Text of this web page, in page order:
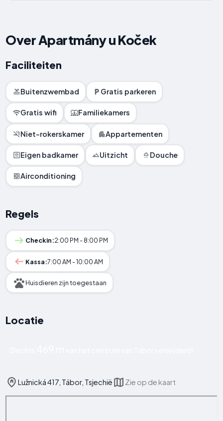
Over Apartmány u Koček
Faciliteiten
Buitenzwembad Gratis parkeren
Gratis wifi Familiekamers
Niet-rokerskamer Appartementen
Eigen badkamer Uitzicht Douche
Airconditioning
Regels
Checkin:2:00 PM - 8:00 PM
Kassa:7:00 AM - 10:00 AM
Huisdieren zijn toegestaan
Locatie
Lužnická 417, Tábor, Tsjechië Zie op de kaart